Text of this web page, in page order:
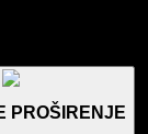
PROŠIRENJE